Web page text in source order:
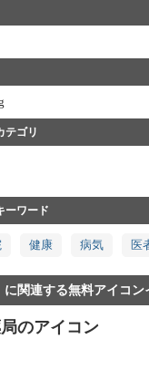
テゴリ
ーワード
健康 病気 医
に関連する無料アイコン
のアイコン